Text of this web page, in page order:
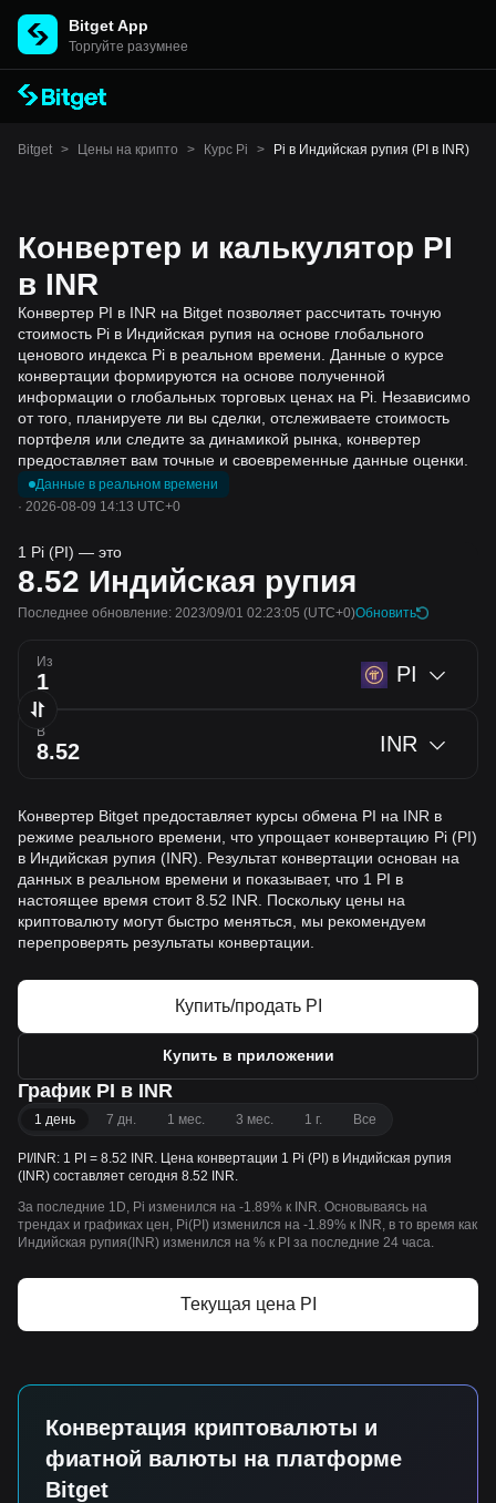
Bitget App
Торгуйте разумнее
Bitget > Цены на крипто > Курс Pi > Pi в Индийская рупия (PI в INR)
Конвертер и калькулятор PI
в INR
Конвертер PI в INR на Bitget позволяет рассчитать точную
стоимость Pi в Индийская рупия на основе глобального
ценового индекса Pi в реальном времени. Данные о курсе
конвертации формируются на основе полученной
информации о глобальных торговых ценах на Pi. Независимо
от того, планируете ли вы сделки, отслеживаете стоимость
портфеля или следите за динамикой рынка, конвертер
предоставляет вам точные и своевременные данные оценки.
Данные в реальном времени
· 2026-08-09 14:13 UTC+0
1 Pi (PI) — это
8.52 Индийская рупия
Последнее обновление: 2023/09/01 02:23:05 (UTC+0)Обновить
Из PI
В INR
Конвертер Bitget предоставляет курсы обмена PI на INR в
режиме реального времени, что упрощает конвертацию Pi (PI)
в Индийская рупия (INR). Результат конвертации основан на
данных в реальном времени и показывает, что 1 PI в
настоящее время стоит 8.52 INR. Поскольку цены на
криптовалюту могут быстро меняться, мы рекомендуем
перепроверять результаты конвертации.
Купить/продать PI
Купить в приложении
График PI в INR
1 день 7 дн. 1 мес. 3 мес. 1 г. Все
PI/INR: 1 PI = 8.52 INR. Цена конвертации 1 Pi (PI) в Индийская рупия
(INR) составляет сегодня 8.52 INR.
За последние 1D, Pi изменился на -1.89% к INR. Основываясь на
трендах и графиках цен, Pi(PI) изменился на -1.89% к INR, в то время как
Индийская рупия(INR) изменился на % к PI за последние 24 часа.
Текущая цена PI
Конвертация криптовалюты и
фиатной валюты на платформе
Bitget